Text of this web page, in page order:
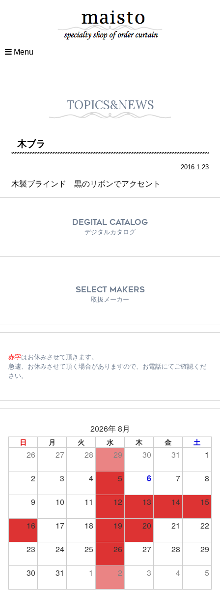
Menu
TOPICS&NEWS
木ブラ
2016.1.23
木製ブラインド 黒のリボンでアクセント
DEGITAL CATALOG
デジタルカタログ
SELECT MAKERS
取扱メーカー
赤字はお休みさせて頂きます。
急遽、お休みさせて頂く場合がありますので、お電話にてご確認くだ
さい。
2026年 8月
日 月 火 水 木 金 土
26 27 28 29 30 31 1
2 3 4 5 6 7 8
9 10 11 12 13 14 15
16 17 18 19 20 21 22
23 24 25 26 27 28 29
30 31 1 2 3 4 5